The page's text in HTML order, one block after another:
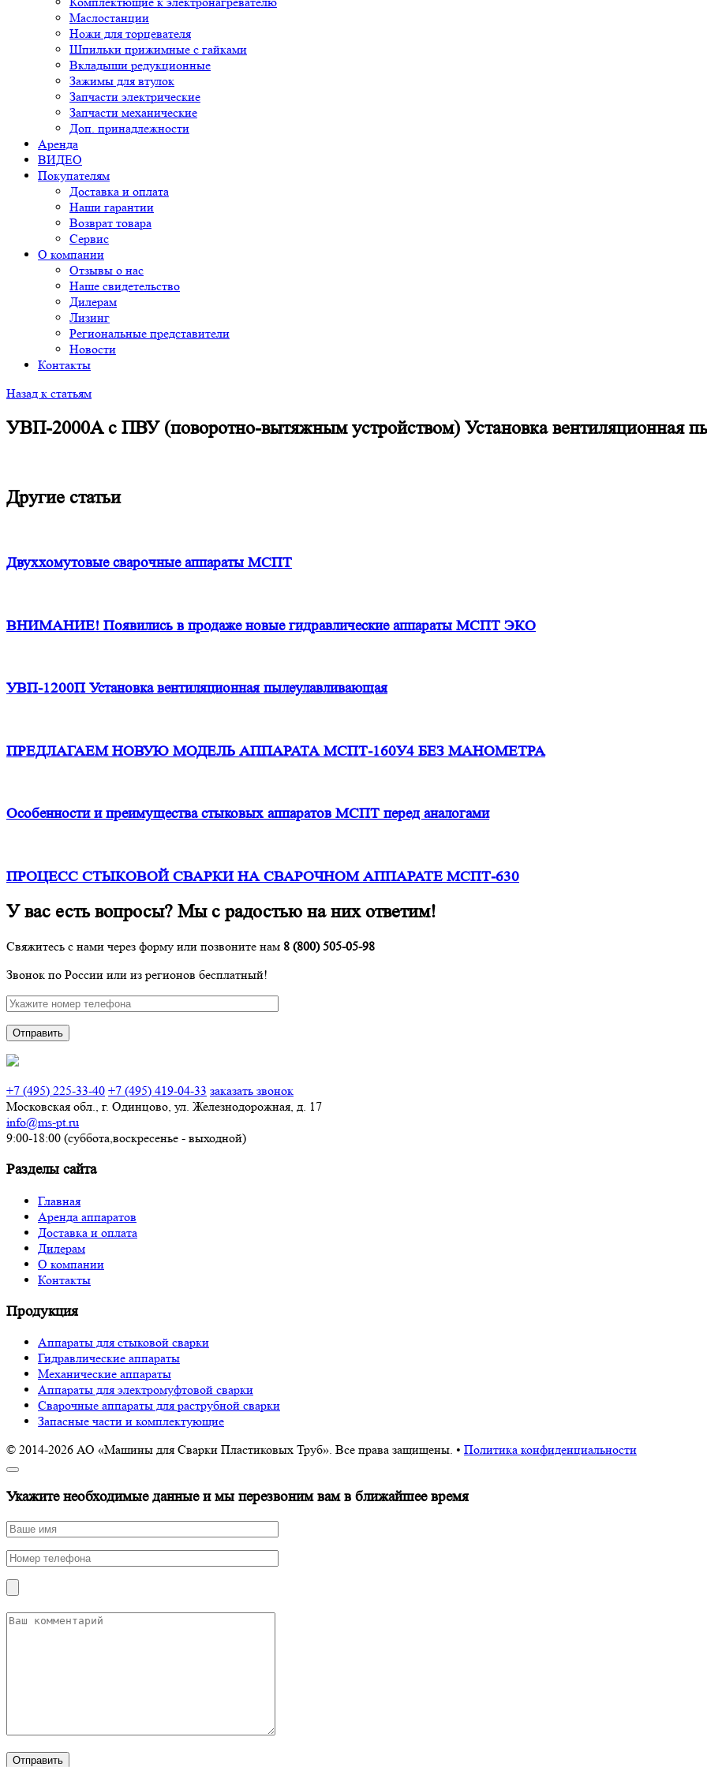
Маслостанции
Ножи для торцевателя
Шпильки прижимные с гайками
Вкладыши редукционные
Зажимы для втулок
Запчасти электрические
Запчасти механические
Доп. принадлежности
Аренда
ВИДЕО
Покупателям
Доставка и оплата
Наши гарантии
Возврат товара
Сервис
О компании
Отзывы о нас
Наше свидетельство
Дилерам
Лизинг
Региональные представители
Новости
Контакты
Назад к статьям
УВП-2000А с ПВУ (поворотно-вытяжным устройством) Установка вентиляционная
Другие статьи
Двуххомутовые сварочные аппараты МСПТ
ВНИМАНИЕ! Появились в продаже новые гидравлические аппараты МСПТ ЭКО
УВП-1200П Установка вентиляционная пылеулавливающая
ПРЕДЛАГАЕМ НОВУЮ МОДЕЛЬ АППАРАТА МСПТ-160У4 БЕЗ МАНОМЕТРА
Особенности и преимущества стыковых аппаратов МСПТ перед аналогами
ПРОЦЕСС СТЫКОВОЙ СВАРКИ НА СВАРОЧНОМ АППАРАТЕ МСПТ-630
У вас есть вопросы? Мы с радостью на них ответим!
Свяжитесь с нами через форму или позвоните нам 8 (800) 505-05-98
Звонок по России или из регионов бесплатный!
Отправить
+7 (495) 225-33-40 +7 (495) 419-04-33 заказать звонок
Московская обл., г. Одинцово, ул. Железнодорожная, д. 17
info@ms-pt.ru
9:00-18:00 (суббота,воскресенье - выходной)
Разделы сайта
Главная
Аренда аппаратов
Доставка и оплата
Дилерам
О компании
Контакты
Продукция
Аппараты для стыковой сварки
Гидравлические аппараты
Механические аппараты
Аппараты для электромуфтовой сварки
Сварочные аппараты для раструбной сварки
Запасные части и комплектующие
© 2014-2026 АО «Машины для Сварки Пластиковых Труб». Все права защищены. • Политика конфиденциальности
Укажите необходимые данные и мы перезвоним вам в ближайшее время
Отправить